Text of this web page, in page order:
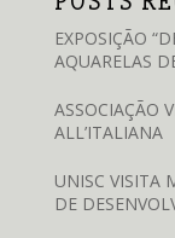
EXPOSIÇÃO
AQUARELAS
ASSOCIAÇÃO
ALL’ITALIANA
UNISC VISITA
DE